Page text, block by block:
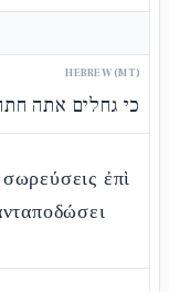
HEBREW (MT)
כי גחלים אתה
ἐπὶ